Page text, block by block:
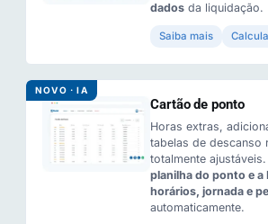
dados da liquidação.
Saiba mais
NOVO · IA
Cartão de ponto
Horas extras,
tabelas de descanso
totalmente ajustáveis.
planilha do ponto e a
horários, jornada e
automaticamente.